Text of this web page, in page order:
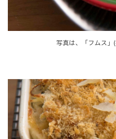
写真は、「フムス」